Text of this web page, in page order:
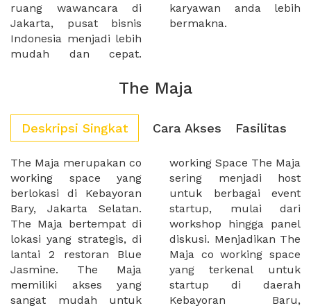
ruang wawancara di
Jakarta, pusat bisnis
Indonesia menjadi lebih
mudah dan cepat.
karyawan anda lebih
bermakna.
The Maja
Deskripsi Singkat Cara Akses Fasilitas
The Maja merupakan co
working space yang
berlokasi di Kebayoran
Bary, Jakarta Selatan.
The Maja bertempat di
lokasi yang strategis, di
lantai 2 restoran Blue
Jasmine. The Maja
memiliki akses yang
sangat mudah untuk
working Space The Maja
sering menjadi host
untuk berbagai event
startup, mulai dari
workshop hingga panel
diskusi. Menjadikan The
Maja co working space
yang terkenal untuk
startup di daerah
Kebayoran Baru,